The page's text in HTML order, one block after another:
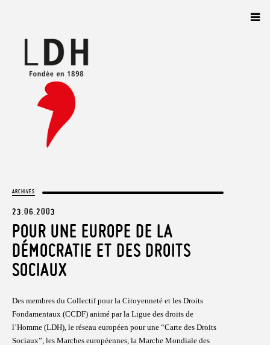
ARCHIVES
23.06.2003
POUR UNE EUROPE DE LA
DÉMOCRATIE ET DES DROITS
SOCIAUX
Des membres du Collectif pour la Citoyenneté et les Droits
Fondamentaux (CCDF) animé par la Ligue des droits de
l’Homme (LDH), le réseau européen pour une “Carte des Droits
Sociaux”, les Marches européennes, la Marche Mondiale des